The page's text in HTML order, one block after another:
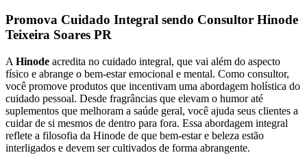
Promova Cuidado Integral sendo Consultor Hinode
Teixeira Soares PR
A Hinode acredita no cuidado integral, que vai além do aspecto
físico e abrange o bem-estar emocional e mental. Como consultor,
você promove produtos que incentivam uma abordagem holística do
cuidado pessoal. Desde fragrâncias que elevam o humor até
suplementos que melhoram a saúde geral, você ajuda seus clientes a
cuidar de si mesmos de dentro para fora. Essa abordagem integral
reflete a filosofia da Hinode de que bem-estar e beleza estão
interligados e devem ser cultivados de forma abrangente.